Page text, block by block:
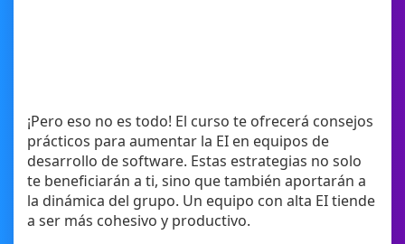
¡Pero eso no es todo! El curso te ofrecerá consejos
prácticos para aumentar la EI en equipos de
desarrollo de software. Estas estrategias no solo
te beneficiarán a ti, sino que también aportarán a
la dinámica del grupo. Un equipo con alta EI tiende
a ser más cohesivo y productivo.